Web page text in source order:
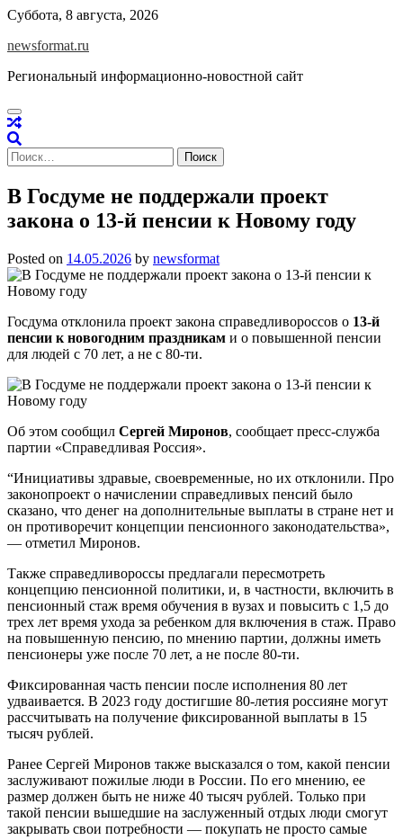
Skip
content
Суббота, 8 августа, 2026
newsformat.ru
Региональный информационно-новостной сайт
Найти:
В Госдуме не поддержали проект
закона о 13-й пенсии к Новому году
Posted on 14.05.2026 by newsformat
Госдума отклонила проект закона справедливороссов о 13-й
пенсии к новогодним праздникам и о повышенной пенсии
для людей с 70 лет, а не с 80-ти.
Об этом сообщил Сергей Миронов, сообщает пресс-служба
партии «Справедливая Россия».
“Инициативы здравые, своевременные, но их отклонили. Про
законопроект о начислении справедливых пенсий было
сказано, что денег на дополнительные выплаты в стране нет и
он противоречит концепции пенсионного законодательства»,
— отметил Миронов.
Также справедливороссы предлагали пересмотреть
концепцию пенсионной политики, и, в частности, включить в
пенсионный стаж время обучения в вузах и повысить с 1,5 до
трех лет время ухода за ребенком для включения в стаж. Право
на повышенную пенсию, по мнению партии, должны иметь
пенсионеры уже после 70 лет, а не после 80-ти.
Фиксированная часть пенсии после исполнения 80 лет
удваивается. В 2023 году достигшие 80-летия россияне могут
рассчитывать на получение фиксированной выплаты в 15
тысяч рублей.
Ранее Сергей Миронов также высказался о том, какой пенсии
заслуживают пожилые люди в России. По его мнению, ее
размер должен быть не ниже 40 тысяч рублей. Только при
такой пенсии вышедшие на заслуженный отдых люди смогут
закрывать свои потребности — покупать не просто самые